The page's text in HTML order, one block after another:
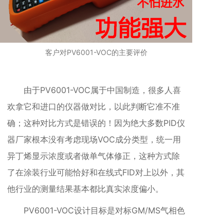
客户对PV6001-VOC的主要评价
由于PV6001-VOC属于中国制造，很多人喜
欢拿它和进口的仪器做对比，以此判断它准不准
确；这种对比方式是错误的！因为绝大多数PID仪
器厂家根本没有考虑现场VOC成分类型，统一用
异丁烯显示浓度或者做单气体修正，这种方式除
了在涂装行业可能恰好和在线式FID对上以外，其
他行业的测量结果基本都比真实浓度偏小。
PV6001-VOC设计目标是对标GM/MS气相色